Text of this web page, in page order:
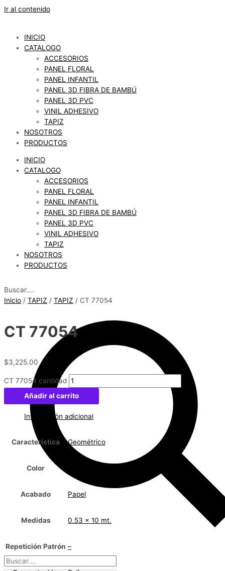
Ir al contenido
INICIO
CATALOGO
ACCESORIOS
PANEL FLORAL
PANEL INFANTIL
PANEL 3D FIBRA DE BAMBÚ
PANEL 3D PVC
VINIL ADHESIVO
TAPIZ
NOSOTROS
PRODUCTOS
INICIO
CATALOGO
ACCESORIOS
PANEL FLORAL
PANEL INFANTIL
PANEL 3D FIBRA DE BAMBÚ
PANEL 3D PVC
VINIL ADHESIVO
TAPIZ
NOSOTROS
PRODUCTOS
Buscar....
Inicio / TAPIZ / TAPIZ / CT 77054
CT 77054
$3,225.00
CT 77054 cantidad
Añadir al carrito
Información adicional
Característica Geométrico
Color
Acabado Papel
Medidas 0.53 x 10 mt.
Repetición Patrón –